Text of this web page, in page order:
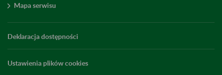
Mapa serwisu
Deklaracja dostępności
Ustawienia plików cookies